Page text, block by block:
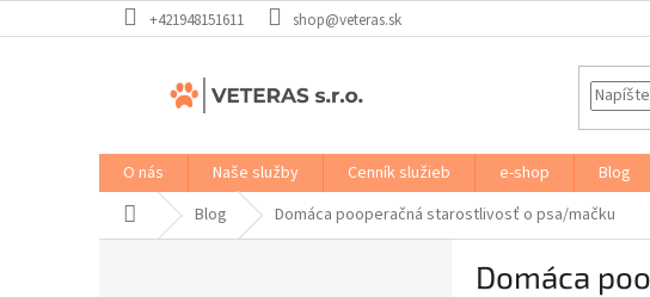
na
+421948151611 shop@veteras.sk
O nás Naše služby Cenník služieb e-shop Blog
DomovBlog Domáca pooperačná starostlivosť o psa/mačku
Domáca